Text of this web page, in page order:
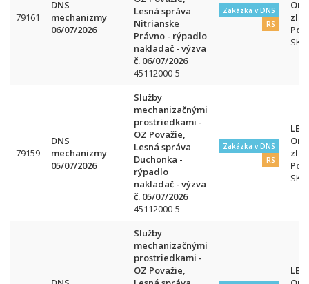
79161
DNS
mechanizmy
06/07/2026
Lesná správa
Nitrianske
Právno - rýpadlo
nakladač - výzva
č. 06/07/2026
45112000-5
Zakázka v DNS
RS
SK
79159
DNS
mechanizmy
05/07/2026
Služby
mechanizačnými
prostriedkami -
OZ Považie,
Lesná správa
Duchonka -
rýpadlo
nakladač - výzva
č. 05/07/2026
45112000-5
Zakázka v DNS
RS
SK
Služby
mechanizačnými
prostriedkami -
OZ Považie,